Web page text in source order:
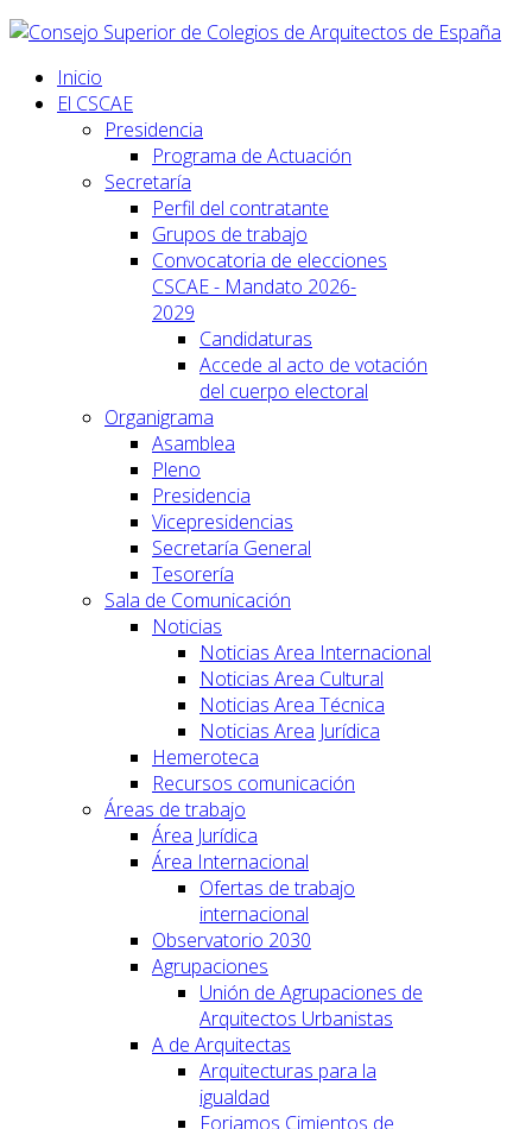
Inicio
El CSCAE
Presidencia
Programa de Actuación
Secretaría
Perfil del contratante
Grupos de trabajo
Convocatoria de elecciones
CSCAE - Mandato 2026-
2029
Candidaturas
Accede al acto de votación
del cuerpo electoral
Organigrama
Asamblea
Pleno
Presidencia
Vicepresidencias
Secretaría General
Tesorería
Sala de Comunicación
Noticias
Noticias Area Internacional
Noticias Area Cultural
Noticias Area Técnica
Noticias Area Jurídica
Hemeroteca
Recursos comunicación
Áreas de trabajo
Área Jurídica
Área Internacional
Ofertas de trabajo
internacional
Observatorio 2030
Agrupaciones
Unión de Agrupaciones de
Arquitectos Urbanistas
A de Arquitectas
Arquitecturas para la
igualdad
Forjamos Cimientos de